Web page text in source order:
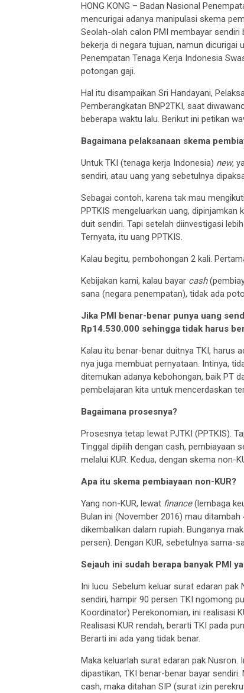
HONG KONG – Badan Nasional
mencurigai adanya manipulasi skema
Seolah-olah calon PMI membayar
bekerja di negara tujuan, namun
Penempatan Tenaga Kerja Indonesia
potongan gaji.
Hal itu disampaikan Sri Handayani,
Pemberangkatan BNP2TKI, saat
beberapa waktu lalu. Berikut ini petikan
Bagaimana pelaksanaan skema
Untuk TKI (tenaga kerja Indonesia) new,
sendiri, atau uang yang sebetulnya
Sebagai contoh, karena tak mau
PPTKIS mengeluarkan uang,
duit sendiri. Tapi setelah diinvestigasi
Ternyata, itu uang PPTKIS.
Kalau begitu, pembohongan 2 kali.
Kebijakan kami, kalau bayar cash
sana (negara penempatan), tidak ada
Jika PMI benar-benar punya uang
Rp14.530.000 sehingga tidak harus
Kalau itu benar-benar duitnya TKI, harus
nya juga membuat pernyataan. Intinya,
ditemukan adanya kebohongan, baik PT
pembelajaran kita untuk mencerdaskan
Bagaimana prosesnya?
Prosesnya tetap lewat PJTKI (PPTKIS).
Tinggal dipilih dengan cash, pembiayaan
melalui KUR. Kedua, dengan skema non-
Apa itu skema pembiayaan non-KUR?
Yang non-KUR, lewat finance(lembaga
Bulan ini (November 2016) mau
dikembalikan dalam rupiah. Bunganya
persen). Dengan KUR, sebetulnya sama-
Sejauh ini sudah berapa banyak PMI
Ini lucu. Sebelum keluar surat edaran
sendiri, hampir 90 persen TKI ngomong
Koordinator) Perekonomian, ini realisasi
Realisasi KUR rendah, berarti TKI pada
Berarti ini ada yang tidak benar.
Maka keluarlah surat edaran pak Nusron.
dipastikan, TKI benar-benar bayar
cash, maka ditahan SIP (surat izin